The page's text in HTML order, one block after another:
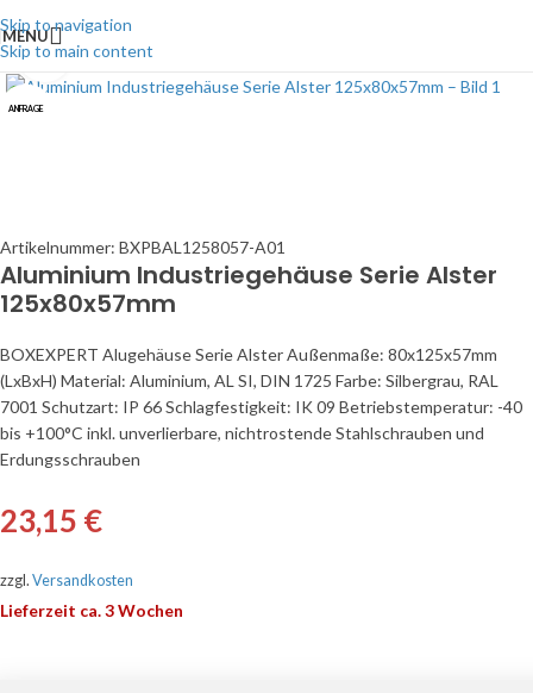
Skip to navigation
Skip to main content
MENU
ANFRAGE
Click to enlarge
Artikelnummer: BXPBAL1258057-A01
Aluminium Industriegehäuse Serie Alster
125x80x57mm
BOXEXPERT Alugehäuse Serie Alster Außenmaße: 80x125x57mm
(LxBxH) Material: Aluminium, AL SI, DIN 1725 Farbe: Silbergrau, RAL
7001 Schutzart: IP 66 Schlagfestigkeit: IK 09 Betriebstemperatur: -40
bis +100°C inkl. unverlierbare, nichtrostende Stahlschrauben und
Erdungsschrauben
23,15 €
zzgl. Versandkosten
Lieferzeit ca. 3 Wochen